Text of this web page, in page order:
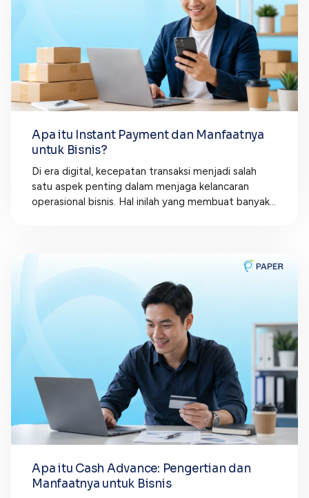
Apa itu Instant Payment dan Manfaatnya
untuk Bisnis?
Di era digital, kecepatan transaksi menjadi salah
satu aspek penting dalam menjaga kelancaran
operasional bisnis. Hal inilah yang membuat banyak...
Apa itu Cash Advance: Pengertian dan
Manfaatnya untuk Bisnis